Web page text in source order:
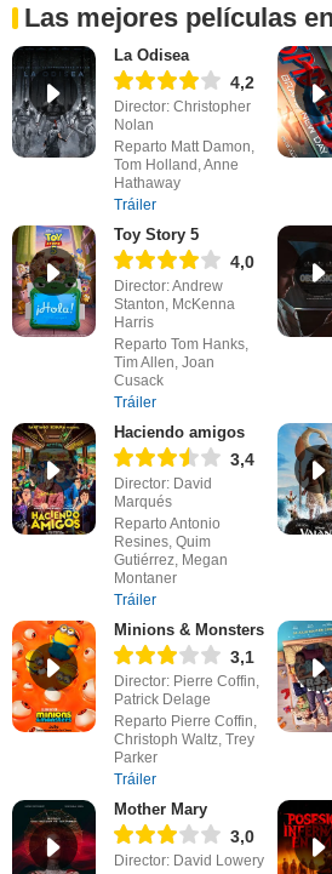
Las mejores películas
La Odisea
4,2
Director: Christopher
Nolan
Reparto Matt Damon,
Tom Holland, Anne
Hathaway
Tráiler
Toy Story 5
4,0
Director: Andrew
Stanton, McKenna
Harris
Reparto Tom Hanks,
Tim Allen, Joan
Cusack
Tráiler
Haciendo amigos
3,4
Director: David
Marqués
Reparto Antonio
Resines, Quim
Gutiérrez, Megan
Montaner
Tráiler
Minions & Monsters
3,1
Director: Pierre Coffin,
Patrick Delage
Reparto Pierre Coffin,
Christoph Waltz, Trey
Parker
Tráiler
Mother Mary
3,0
Director: David Lowery